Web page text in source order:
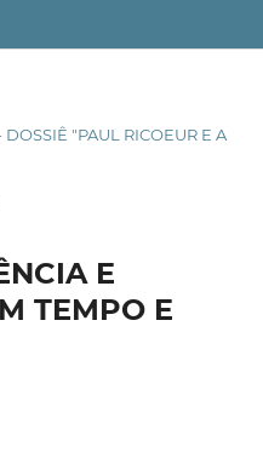
DOSSIÊ "PAUL RICOEUR E A
E
TEMPO E